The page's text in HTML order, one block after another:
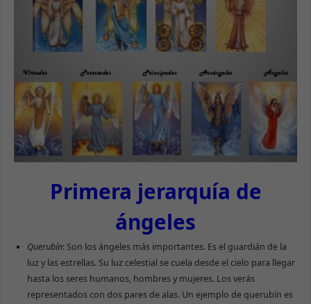
Primera jerarquía de
ángeles
Querubín: Son los ángeles más importantes. Es el guardián de la
luz y las estrellas. Su luz celestial se cuela desde el cielo para llegar
hasta los seres humanos, hombres y mujeres. Los verás
representados con dos pares de alas. Un ejemplo de querubín es